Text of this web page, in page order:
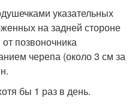
указательных
на задней стороне
позвоночника
черепа (около 3 см за
бы 1 раз в день.